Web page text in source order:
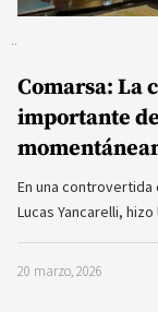
Comarsa: La
importante
En una
Lucas Yancarelli,
20 marzo, 2026